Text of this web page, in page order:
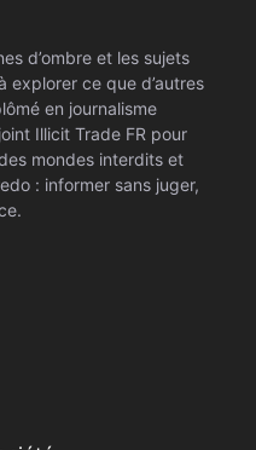
d’ombre et les sujets
explorer ce que d’autres
en journalisme
Illicit Trade FR pour
mondes interdits et
: informer sans juger,